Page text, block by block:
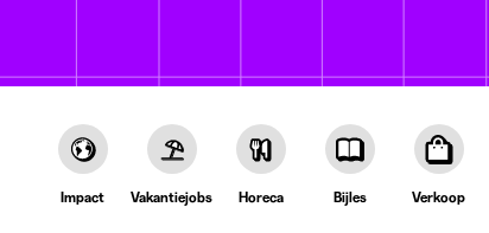
Impact Vakantiejobs Horeca Bijles Verkoop